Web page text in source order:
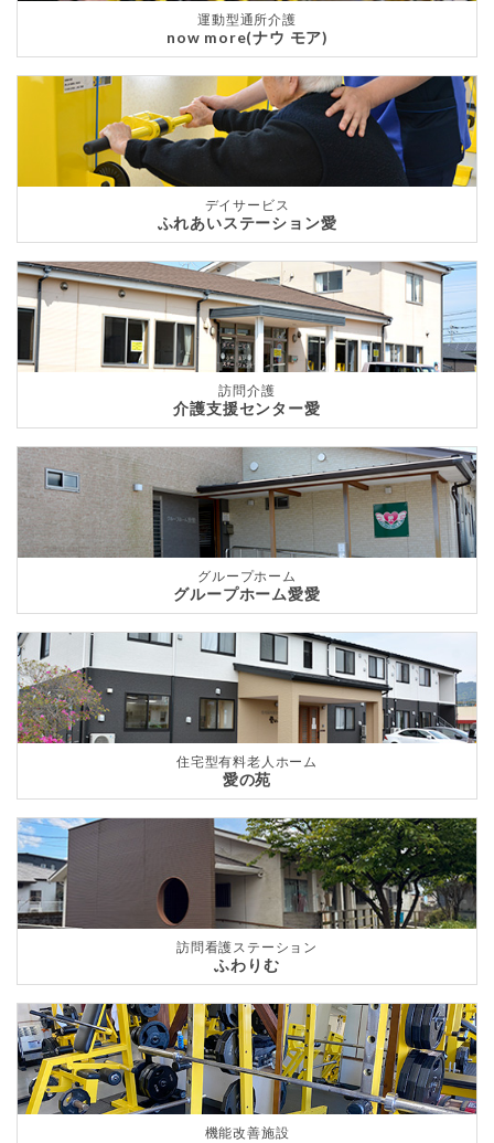
運動型通所介護
now more(ナウ モア)
デイサービス
ふれあいステーション愛
訪問介護
介護支援センター愛
グループホーム
グループホーム愛愛
住宅型有料老人ホーム
愛の苑
訪問看護ステーション
ふわりむ
機能改善施設